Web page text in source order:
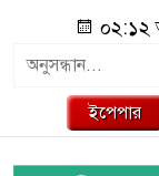
০২:১২
ইপেপার